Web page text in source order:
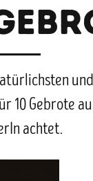
10 Gebrote
achtet.